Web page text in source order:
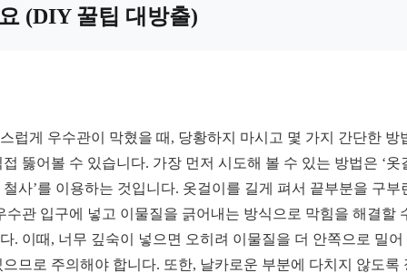
(DIY 꿀팁 대방출)
럽게 우수관이 막혔을 때, 당황하지 마시고 몇 가지 간단한 방
접 뚫어볼 수 있습니다. 가장 먼저 시도해 볼 수 있는 방법은 ‘옷
철사’를 이용하는 것입니다. 옷걸이를 길게 펴서 끝부분을 구부
수관 입구에 넣고 이물질을 긁어내는 방식으로 막힘을 해결할
. 이때, 너무 깊숙이 넣으면 오히려 이물질을 더 안쪽으로 밀어
으므로 주의해야 합니다. 또한, 날카로운 부분에 다치지 않도록